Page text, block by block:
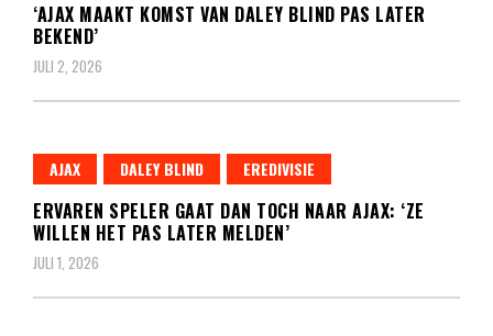
‘AJAX MAAKT KOMST VAN DALEY BLIND PAS LATER
BEKEND’
JULI 2, 2026
AJAX DALEY BLIND EREDIVISIE
ERVAREN SPELER GAAT DAN TOCH NAAR AJAX: ‘ZE
WILLEN HET PAS LATER MELDEN’
JULI 1, 2026